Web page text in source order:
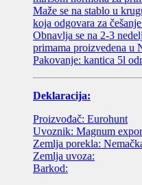
Maže se na stablo u
koja odgovara za
Obnavlja se na 2-3
primama proizvedena u
Pakovanje: kantica 5l
Deklaracija:
Proizvođač: Eurohunt
Uvoznik: Magnum
Zemlja porekla:
Zemlja uvoza:
Barkod: